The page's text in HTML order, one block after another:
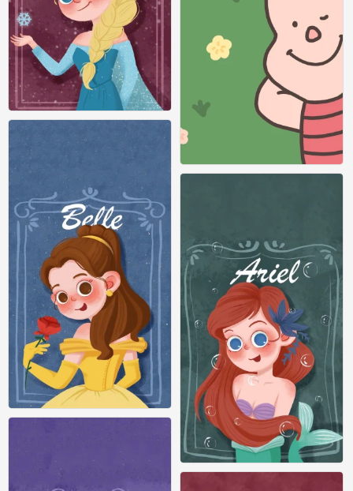
iPhone 壁纸 迪士尼 公主
iPhone 壁纸 迪士尼 公主
iPhone 壁纸 迪士尼 长发公主